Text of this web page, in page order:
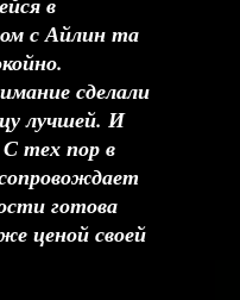
с Айлин та
сделали
лучшей. И
С тех пор в
готова
ценой своей